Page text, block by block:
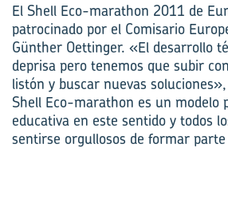
El Shell Eco-marathon 2011 de
patrocinado por el Comisario
Günther Oettinger. «El desarrollo
deprisa pero tenemos que subir
listón y buscar nuevas
Shell Eco-marathon es un modelo
educativa en este sentido y todos
sentirse orgullosos de formar